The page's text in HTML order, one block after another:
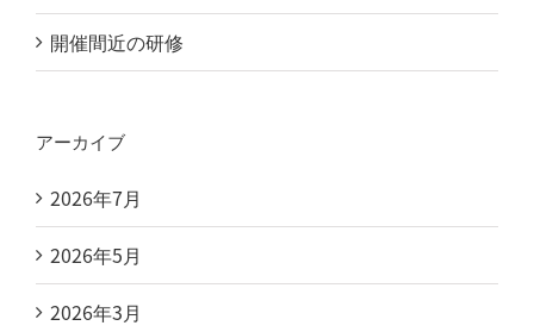
開催間近の研修
アーカイブ
2026年7月
2026年5月
2026年3月